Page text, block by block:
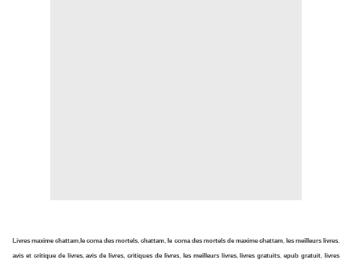
Livres maxime chattam, le coma des mortels, chattam, le coma des mortels de maxime chattam, les meilleurs livres,
avis et critique de livres,avis de livres,critiques de livres, les meilleurs livres, livres gratuits,epub gratuit, livres